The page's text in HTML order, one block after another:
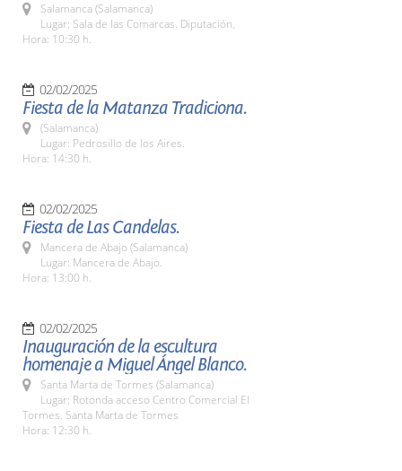
Salamanca (Salamanca)
Lugar: Sala de las Comarcas. Diputación.
Hora: 10:30 h.
02/02/2025
Fiesta de la Matanza Tradiciona.
(Salamanca)
Lugar: Pedrosillo de los Aires.
Hora: 14:30 h.
02/02/2025
Fiesta de Las Candelas.
Mancera de Abajo (Salamanca)
Lugar: Mancera de Abajo.
Hora: 13:00 h.
02/02/2025
Inauguración de la escultura
homenaje a Miguel Ángel Blanco.
Santa Marta de Tormes (Salamanca)
Lugar: Rotonda acceso Centro Comercial El
Tormes. Santa Marta de Tormes
Hora: 12:30 h.